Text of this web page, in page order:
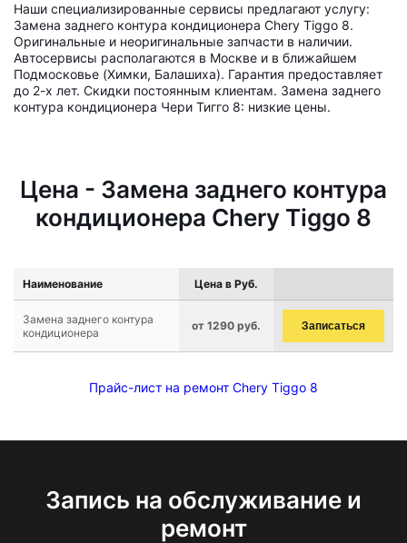
Наши специализированные сервисы предлагают услугу:
Замена заднего контура кондиционера Chery Tiggo 8.
Оригинальные и неоригинальные запчасти в наличии.
Автосервисы располагаются в Москве и в ближайшем
Подмосковье (Химки, Балашиха). Гарантия предоставляет
до 2-х лет. Скидки постоянным клиентам. Замена заднего
контура кондиционера Чери Тигго 8: низкие цены.
Цена - Замена заднего контура
кондиционера Chery Tiggo 8
Наименование Цена в Руб.
Замена заднего контура
кондиционера
от 1290 руб. Записаться
Прайс-лист на ремонт Chery Tiggo 8
Запись на обслуживание и
ремонт